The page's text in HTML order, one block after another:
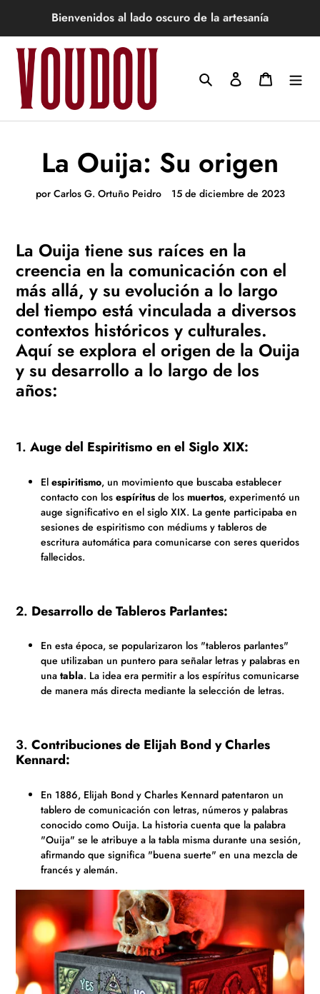
directamente
al
contenido
Bienvenidos al lado oscuro de la artesanía
Buscar Ingresar Carrito
La Ouija: Su origen
por Carlos G. Ortuño Peidro 15 de diciembre de 2023
La Ouija tiene sus raíces en la
creencia en la comunicación con el
más allá, y su evolución a lo largo
del tiempo está vinculada a diversos
contextos históricos y culturales.
Aquí se explora el origen de la Ouija
y su desarrollo a lo largo de los
años:
1. Auge del Espiritismo en el Siglo XIX:
El espiritismo, un movimiento que buscaba establecer
contacto con los espíritus de los muertos, experimentó un
auge significativo en el siglo XIX. La gente participaba en
sesiones de espiritismo con médiums y tableros de
escritura automática para comunicarse con seres queridos
fallecidos.
2. Desarrollo de Tableros Parlantes:
En esta época, se popularizaron los "tableros parlantes"
que utilizaban un puntero para señalar letras y palabras en
una tabla. La idea era permitir a los espíritus comunicarse
de manera más directa mediante la selección de letras.
3. Contribuciones de Elijah Bond y Charles
Kennard:
En 1886, Elijah Bond y Charles Kennard patentaron un
tablero de comunicación con letras, números y palabras
conocido como Ouija. La historia cuenta que la palabra
"Ouija" se le atribuye a la tabla misma durante una sesión,
afirmando que significa "buena suerte" en una mezcla de
francés y alemán.